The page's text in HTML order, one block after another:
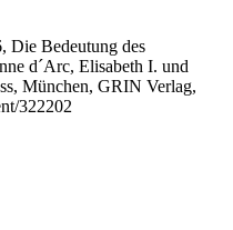
Die Bedeutung des
d´Arc, Elisabeth I. und
München, GRIN Verlag,
322202